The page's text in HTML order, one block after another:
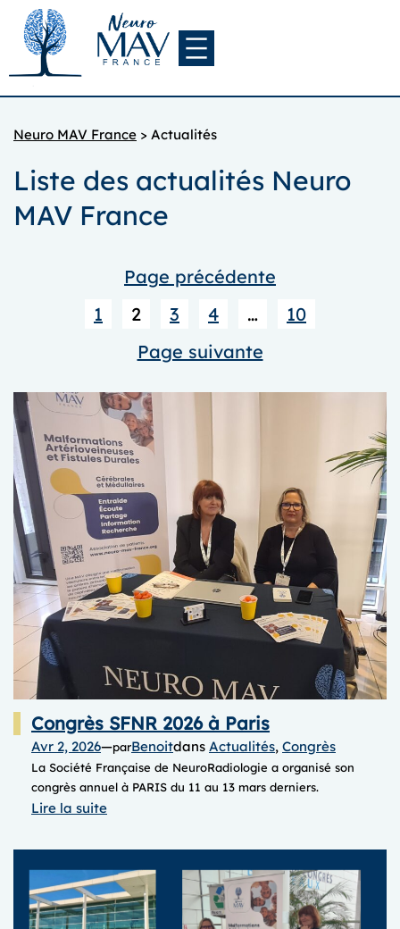
Aller
contenu
Neuro MAV France > Actualités
Liste des actualités Neuro
MAV France
Page précédente
1
2 3 4 …
10
Page suivante
Congrès SFNR 2026 à Paris
Avr 2, 2026—parBenoitdans Actualités, Congrès
La Société Française de NeuroRadiologie a organisé son
congrès annuel à PARIS du 11 au 13 mars derniers.
Lire la suite:
SFNR
2026
à
Paris